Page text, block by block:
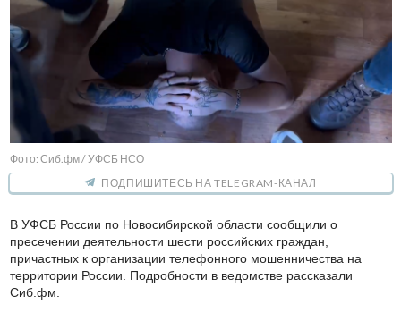
Фото: Сиб.фм / УФСБ НСО
ПОДПИШИТЕСЬ НА TELEGRAM-КАНАЛ
В УФСБ России по Новосибирской области сообщили о
пресечении деятельности шести российских граждан,
причастных к организации телефонного мошенничества на
территории России. Подробности в ведомстве рассказали
Сиб.фм.